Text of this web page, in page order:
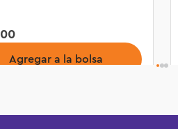
00
Agregar a la bolsa